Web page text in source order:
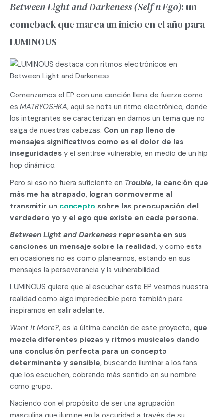
Between Light and Darkeness (Self n Ego): un
comeback que marca un inicio en el año para
LUMINOUS
Comenzamos el EP con una canción llena de fuerza como
es MATRYOSHKA, aquí se nota un ritmo electrónico, donde
los integrantes se caracterizan en darnos un tema que no
salga de nuestras cabezas. Con un rap lleno de
mensajes significativos como es el dolor de las
inseguridades y el sentirse vulnerable, en medio de un hip
hop dinámico.
Pero si eso no fuera suficiente en Trouble, la canción que
más me ha atrapado, logran conmoverme al
transmitir un concepto sobre las preocupación del
verdadero yo y el ego que existe en cada persona.
Between Light and Darkeness representa en sus
canciones un mensaje sobre la realidad, y como esta
en ocasiones no es como planeamos, estando en sus
mensajes la perseverancia y la vulnerabilidad.
LUMINOUS quiere que al escuchar este EP veamos nuestra
realidad como algo impredecible pero también para
inspirarnos en salir adelante.
Want it More?, es la última canción de este proyecto, que
mezcla diferentes piezas y ritmos musicales dando
una conclusión perfecta para un concepto
determinante y sensible, buscando iluminar a los fans
que los escuchen, cobrando más sentido en su nombre
como grupo.
Naciendo con el propósito de ser una agrupación
masculina que ilumine en la oscuridad a través de su